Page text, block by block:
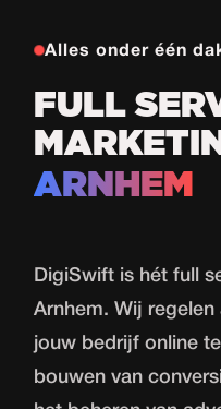
Alles onder één
FULL
ARNHEM
DigiSwift is hét full
Arnhem. Wij
jouw bedrijf online
bouwen van